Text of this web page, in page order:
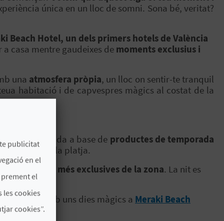
única en un lloc de somni. Sona bé, veritat?
Beach Hotel, un dels primers hotels de València
a casa mentre gaudeixes de moments exclusius i
una atmosfera pròpia, un lloc on sentir-te tranquil
habitació i de capvespres màgics al costat de la
elaborada a base de productes de temporada
bellesa de la platja.
les terrasses més exclusives de la zona. La nit es
parella amb uns dies màgics a Meraki Beach
publicitat
en el
el
les cookies
cookies”.